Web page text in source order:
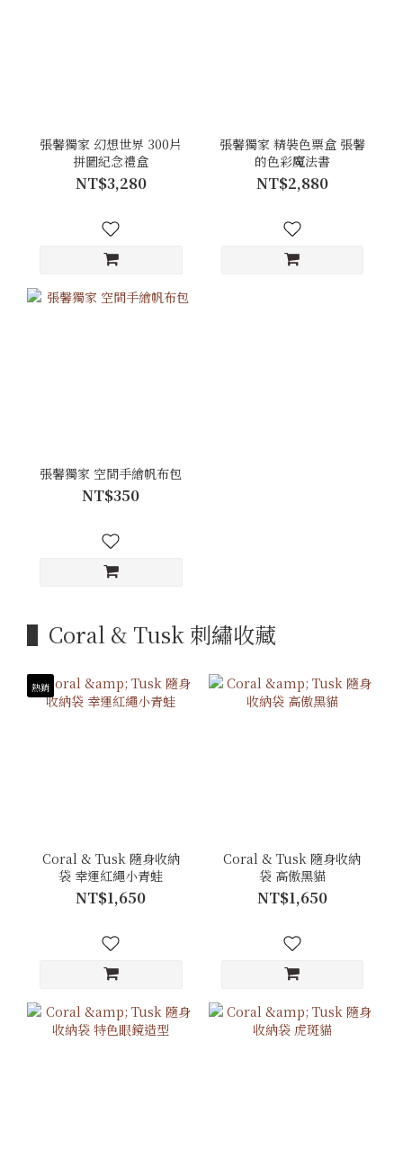
張馨獨家 幻想世界 300片
拼圖紀念禮盒
NT$3,280
張馨獨家 精裝色票盒 張馨
的色彩魔法書
NT$2,880
張馨獨家 空間手繪帆布包
NT$350
▌Coral & Tusk 刺繡收藏
熱銷
Coral & Tusk 隨身收納
袋 幸運紅繩小青蛙
NT$1,650
Coral & Tusk 隨身收納
袋 高傲黑貓
NT$1,650